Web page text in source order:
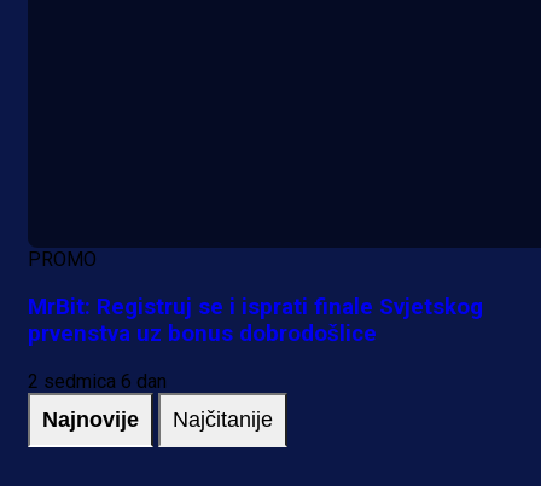
PROMO
MrBit: Registruj se i isprati finale Svjetskog
prvenstva uz bonus dobrodošlice
2 sedmica 6 dan
Najnovije Najčitanije